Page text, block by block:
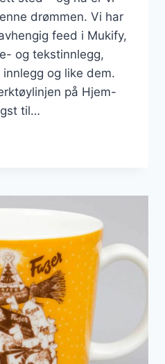
drømmen. Vi har
feed i Mukify,
og tekstinnlegg,
og like dem.
på Hjem-
til…